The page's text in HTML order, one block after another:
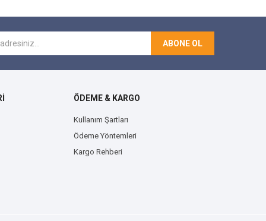
ABONE OL
ÖDEME & KARGO
Kullanım Şartları
Ödeme Yöntemleri
Kargo Rehberi